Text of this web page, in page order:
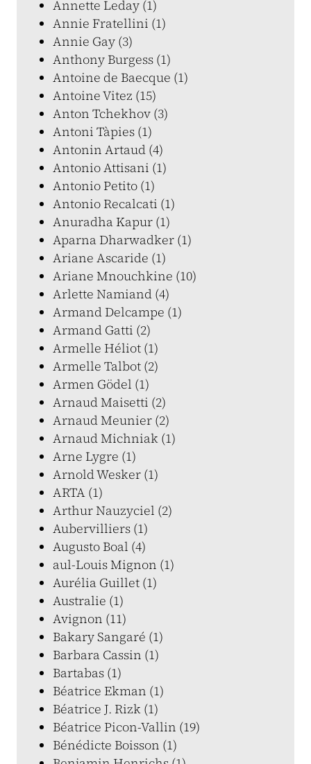
Annette Leday (1)
Annie Fratellini (1)
Annie Gay (3)
Anthony Burgess (1)
Antoine de Baecque (1)
Antoine Vitez (15)
Anton Tchekhov (3)
Antoni Tàpies (1)
Antonin Artaud (4)
Antonio Attisani (1)
Antonio Petito (1)
Antonio Recalcati (1)
Anuradha Kapur (1)
Aparna Dharwadker (1)
Ariane Ascaride (1)
Ariane Mnouchkine (10)
Arlette Namiand (4)
Armand Delcampe (1)
Armand Gatti (2)
Armelle Héliot (1)
Armelle Talbot (2)
Armen Gödel (1)
Arnaud Maisetti (2)
Arnaud Meunier (2)
Arnaud Michniak (1)
Arne Lygre (1)
Arnold Wesker (1)
ARTA (1)
Arthur Nauzyciel (2)
Aubervilliers (1)
Augusto Boal (4)
aul-Louis Mignon (1)
Aurélia Guillet (1)
Australie (1)
Avignon (11)
Bakary Sangaré (1)
Barbara Cassin (1)
Bartabas (1)
Béatrice Ekman (1)
Béatrice J. Rizk (1)
Béatrice Picon-Vallin (19)
Bénédicte Boisson (1)